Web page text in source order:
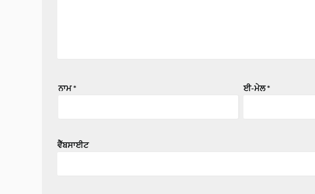
ਨਾਮ* ਈ-ਮੇਲ*
ਵੈੱਬਸਾਈਟ